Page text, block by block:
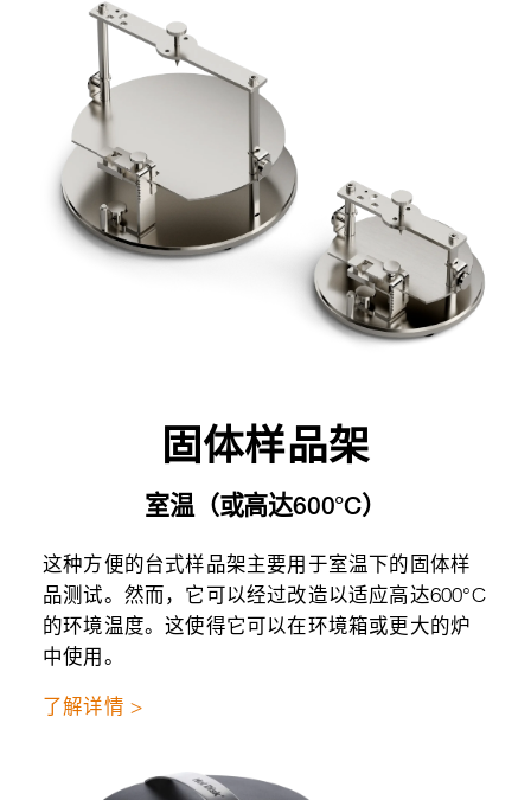
固体样品架
室温（或高达600°C）
这种方便的台式样品架主要用于室温下的固体样
品测试。然而，它可以经过改造以适应高达600°C
的环境温度。这使得它可以在环境箱或更大的炉
中使用。
了解详情 >